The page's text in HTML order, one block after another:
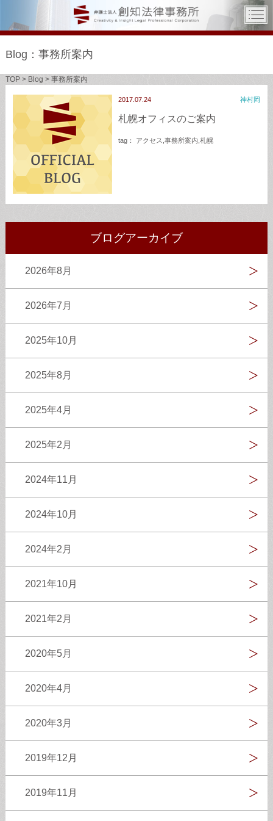
Blog：事務所案内
TOP> Blog > 事務所案内
2017.07.24 神村岡
札幌オフィスのご案内
tag： アクセス 事務所案内 札幌
ブログアーカイブ
2026年8月
2026年7月
2025年10月
2025年8月
2025年4月
2025年2月
2024年11月
2024年10月
2024年2月
2021年10月
2021年2月
2020年5月
2020年4月
2020年3月
2019年12月
2019年11月